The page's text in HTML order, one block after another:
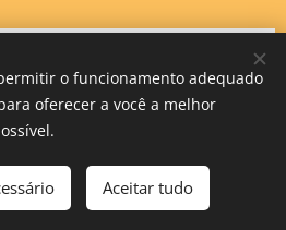
- Sexta 08h às 12h e das 14h às 18h e no Sábado
o funcionamento adequado
oferecer a você a melhor
Aceitar tudo